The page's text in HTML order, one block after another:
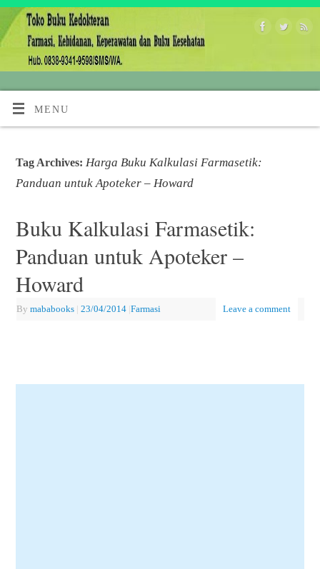
MENU
Tag Archives: Harga Buku Kalkulasi Farmasetik:
Panduan untuk Apoteker – Howard
Buku Kalkulasi Farmasetik:
Panduan untuk Apoteker –
Howard
By mababooks | 23/04/2014 |Farmasi Leave a comment